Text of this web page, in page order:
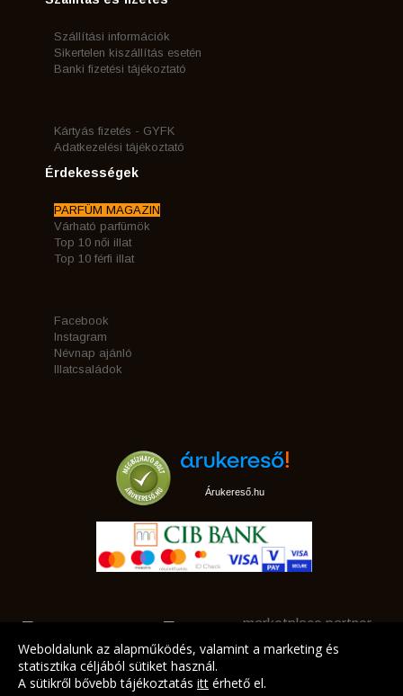
Szállítási információk
Sikertelen kiszállítás esetén
Banki fizetési tájékoztató
Kártyás fizetés - GYFK
Adatkezelési tájékoztató
Érdekességek
PARFÜM MAGAZIN
Várható parfümök
Top 10 női illat
Top 10 férfi illat
Facebook
Instagram
Névnap ajánló
Illatcsaládok
Árukereső.hu
marketplace partner
Weboldalunk az alapműködés, valamint a marketing és
statisztika céljából sütiket használ.
A sütikről bővebb tájékoztatás itt érhető el.